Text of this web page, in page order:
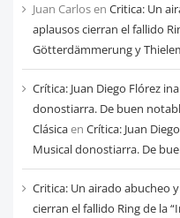
Juan Carlosen Critica: Un
aplausos cierran el fallido
Götterdämmerung y
Crítica: Juan Diego Flórez
donostiarra. De buen
Clásicaen Crítica: Juan
Musical donostiarra. De
Critica: Un airado abucheo
cierran el fallido Ring de la